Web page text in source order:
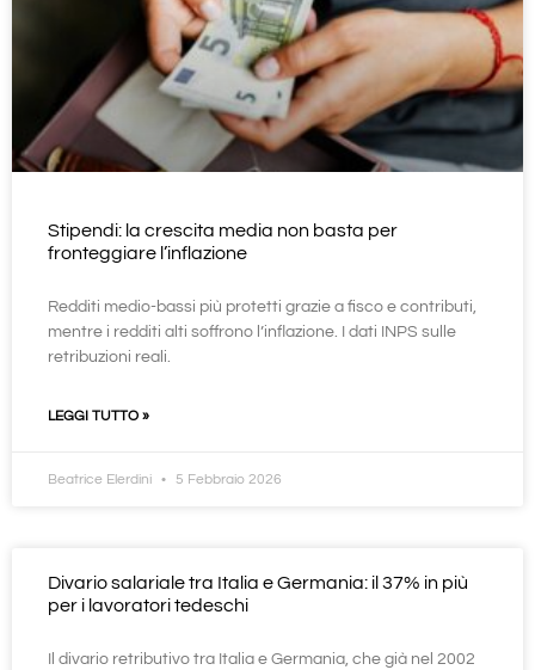
Stipendi: la crescita media non basta per
fronteggiare l’inflazione
Redditi medio-bassi più protetti grazie a fisco e contributi,
mentre i redditi alti soffrono l’inflazione. I dati INPS sulle
retribuzioni reali.
LEGGI TUTTO »
Beatrice Elerdini 5 Febbraio 2026
Divario salariale tra Italia e Germania: il 37% in più
per i lavoratori tedeschi
Il divario retributivo tra Italia e Germania, che già nel 2002